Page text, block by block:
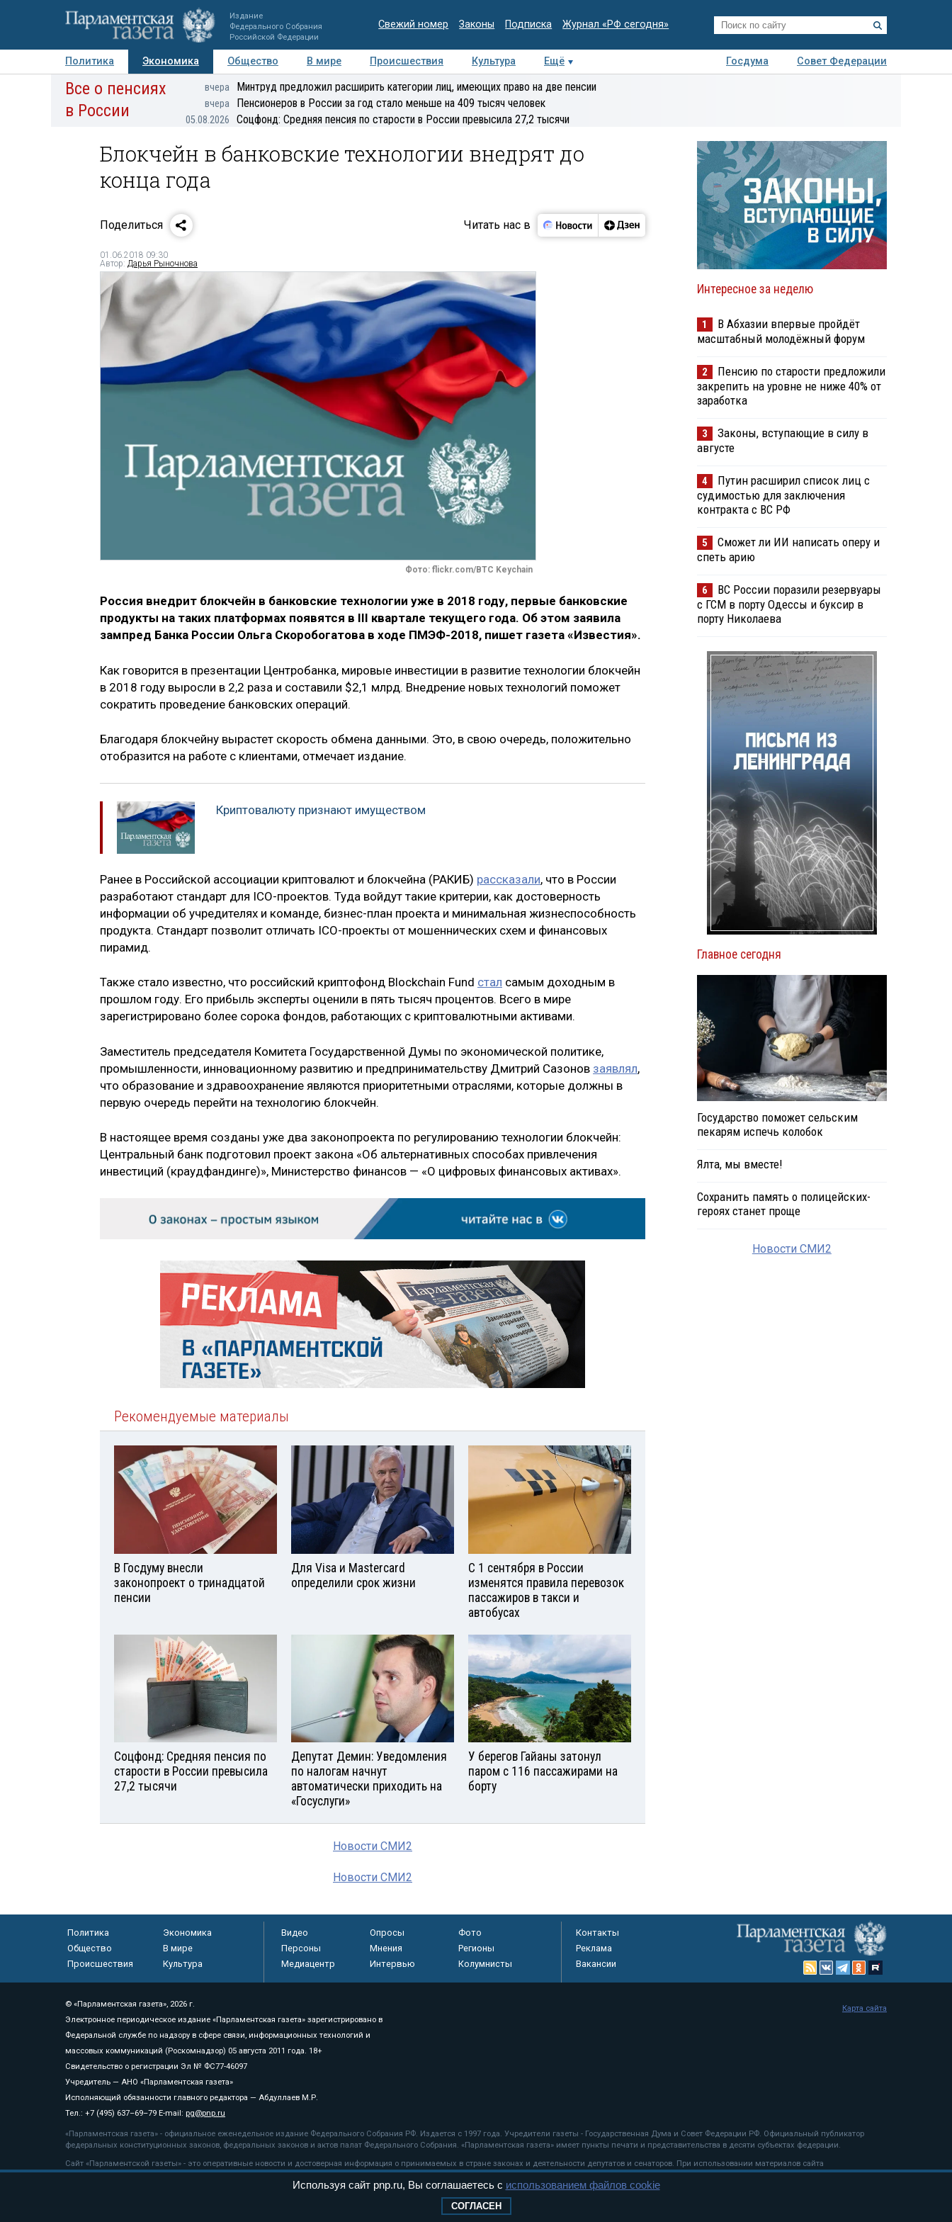
Издание
Федерального Собрания
Российской Федерации
Свежий номер Законы Подписка Журнал «РФ сегодня»
Политика Экономика Общество В мире Происшествия Культура Ещё Госдума
Совет Федерации
Авторы Персоны Мнения Регионы Медиацентр Интервью Колумнисты
Деловая
Все о пенсиях
в России
вчера Минтруд предложил расширить категории лиц, имеющих право на две пенсии
вчера Пенсионеров в России за год стало меньше на 409 тысяч человек
05.08.2026 Соцфонд: Средняя пенсия по старости в России превысила 27,2 тысячи
Блокчейн в банковские технологии внедрят до
конца года
Поделиться Читать нас в
01.06.2018 09:30
Автор: Дарья Рыночнова
Фото: flickr.com/BTC Keychain
Россия внедрит блокчейн в банковские технологии уже в 2018 году, первые банковские
продукты на таких платформах появятся в III квартале текущего года. Об этом заявила
зампред Банка России Ольга Скоробогатова в ходе ПМЭФ-2018, пишет газета «Известия».
Как говорится в презентации Центробанка, мировые инвестиции в развитие технологии блокчейн
в 2018 году выросли в 2,2 раза и составили $2,1 млрд. Внедрение новых технологий поможет
сократить проведение банковских операций.
Благодаря блокчейну вырастет скорость обмена данными. Это, в свою очередь, положительно
отобразится на работе с клиентами, отмечает издание.
Криптовалюту признают имуществом
Ранее в Российской ассоциации криптовалют и блокчейна (РАКИБ) рассказали, что в России
разработают стандарт для ICO-проектов. Туда войдут такие критерии, как достоверность
информации об учредителях и команде, бизнес-план проекта и минимальная жизнеспособность
продукта. Стандарт позволит отличать ICO-проекты от мошеннических схем и финансовых
пирамид.
Также стало известно, что российский криптофонд Blockchain Fund стал самым доходным в
прошлом году. Его прибыль эксперты оценили в пять тысяч процентов. Всего в мире
зарегистрировано более сорока фондов, работающих с криптовалютными активами.
Заместитель председателя Комитета Государственной Думы по экономической политике,
промышленности, инновационному развитию и предпринимательству Дмитрий Сазонов заявлял,
что образование и здравоохранение являются приоритетными отраслями, которые должны в
первую очередь перейти на технологию блокчейн.
В настоящее время созданы уже два законопроекта по регулированию технологии блокчейн:
Центральный банк подготовил проект закона «Об альтернативных способах привлечения
инвестиций (краудфандинге)», Министерство финансов — «О цифровых финансовых активах».
Рекомендуемые материалы
В Госдуму внесли
законопроект о тринадцатой
пенсии
Для Visа и Mastercard
определили срок жизни
С 1 сентября в России
изменятся правила перевозок
пассажиров в такси и
автобусах
Соцфонд: Средняя пенсия по
старости в России превысила
27,2 тысячи
Депутат Демин: Уведомления
по налогам начнут
автоматически приходить на
«Госуслуги»
У берегов Гайаны затонул
паром с 116 пассажирами на
борту
Новости СМИ2
Новости СМИ2
Интересное за неделю
1
В Абхазии впервые пройдёт
масштабный молодёжный форум
2
Пенсию по старости предложили
закрепить на уровне не ниже 40% от
заработка
3
Законы, вступающие в силу в
августе
4
Путин расширил список лиц с
судимостью для заключения
контракта с ВС РФ
5
Сможет ли ИИ написать оперу и
спеть арию
6
ВС России поразили резервуары
с ГСМ в порту Одессы и буксир в
порту Николаева
Главное сегодня
Государство поможет сельским
пекарям испечь колобок
Ялта, мы вместе!
Сохранить память о полицейских-
героях станет проще
Новости СМИ2
Политика
Экономика
Общество
В мире
Происшествия
Культура
Видео Опросы
Фото
Персоны
Мнения
Регионы
Медиацентр
Интервью Колумнисты
Контакты
Реклама
Вакансии
© «Парламентская газета», 2026 г.
Электронное периодическое издание «Парламентская газета» зарегистрировано в
Федеральной службе по надзору в сфере связи, информационных технологий и
массовых коммуникаций (Роскомнадзор) 05 августа 2011 года. 18+
Свидетельство о регистрации Эл № ФС77-46097
Учредитель — АНО «Парламентская газета»
Исполняющий обязанности главного редактора — Абдуллаев М.Р.
Тел.: +7 (495) 637–69–79 E-mail: pg@pnp.ru
«Парламентская газета» - официальное еженедельное издание Федерального Собрания РФ. Издается с 1997 года. Учредители газеты - Государственная Дума и Совет Федерации РФ. Официальный публикатор
федеральных конституционных законов, федеральных законов и актов палат Федерального Собрания. «Парламентская газета» имеет пункты печати и представительства в десяти субъектах федерации.
Сайт «Парламентской газеты» - это оперативные новости и достоверная информация о принимаемых в стране законах и деятельности депутатов и сенаторов. При использовании материалов сайта
«Парламентской газеты» активная ссылка на pnp.ru обязательна.
рекомендательные технологии
Карта сайта
Используя сайт pnp.ru, Вы соглашаетесь с использованием файлов cookie
СОГЛАСЕН